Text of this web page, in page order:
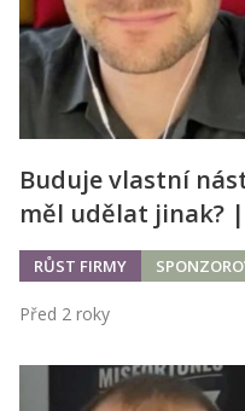
Buduje vlastní
měl udělat jinak?
RŮST FIRMY
Před 2 roky